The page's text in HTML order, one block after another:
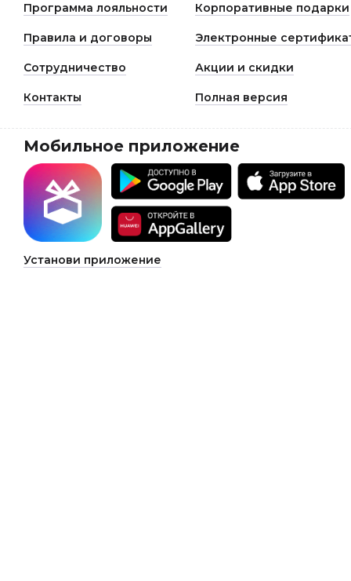
Программа лояльности Корпоративные подарки
Правила и договоры Электронные
Сотрудничество Акции и скидки
Контакты Полная версия
Мобильное приложение
Установи приложение